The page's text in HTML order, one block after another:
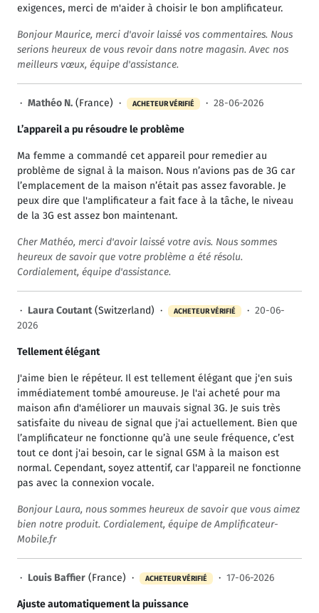
exigences, merci de m'aider à choisir le bon amplificateur.
Bonjour Maurice, merci d'avoir laissé vos commentaires. Nous
serions heureux de vous revoir dans notre magasin. Avec nos
meilleurs vœux, équipe d'assistance.
· Mathéo N. (France) · ACHETEUR VÉRIFIÉ · 28-06-2026
L’appareil a pu résoudre le problème
Ma femme a commandé cet appareil pour remedier au
problème de signal à la maison. Nous n’avions pas de 3G car
l’emplacement de la maison n’était pas assez favorable. Je
peux dire que l'amplificateur a fait face à la tâche, le niveau
de la 3G est assez bon maintenant.
Cher Mathéo, merci d'avoir laissé votre avis. Nous sommes
heureux de savoir que votre problème a été résolu.
Cordialement, équipe d'assistance.
· Laura Coutant(Switzerland) · ACHETEUR VÉRIFIÉ · 20-06-
2026
Tellement élégant
J'aime bien le répéteur. Il est tellement élégant que j'en suis
immédiatement tombé amoureuse. Je l'ai acheté pour ma
maison afin d'améliorer un mauvais signal 3G. Je suis très
satisfaite du niveau de signal que j'ai actuellement. Bien que
l’amplificateur ne fonctionne qu’à une seule fréquence, c’est
tout ce dont j'ai besoin, car le signal GSM à la maison est
normal. Cependant, soyez attentif, car l'appareil ne fonctionne
pas avec la connexion vocale.
Bonjour Laura, nous sommes heureux de savoir que vous aimez
bien notre produit. Cordialement, équipe de Amplificateur-
Mobile.fr
· Louis Baffier (France) · ACHETEUR VÉRIFIÉ · 17-06-2026
Ajuste automatiquement la puissance